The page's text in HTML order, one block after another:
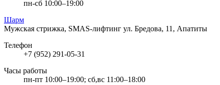
пн-сб 10:00–19:00
Шарм
Мужская стрижка, SMAS-лифтинг ул. Бредова, 11, Апатиты
Телефон
+7 (952) 291-05-31
Часы работы
пн-пт 10:00–19:00; сб,вс 11:00–18:00